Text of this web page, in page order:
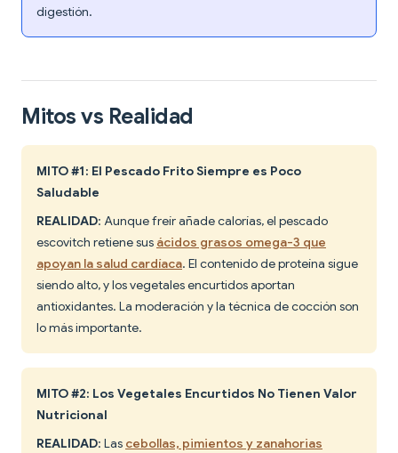
digestión.
Mitos vs Realidad
MITO #1: El Pescado Frito Siempre es Poco
Saludable
REALIDAD: Aunque freír añade calorías, el pescado
escovitch retiene sus ácidos grasos omega-3 que
apoyan la salud cardíaca. El contenido de proteína sigue
siendo alto, y los vegetales encurtidos aportan
antioxidantes. La moderación y la técnica de cocción son
lo más importante.
MITO #2: Los Vegetales Encurtidos No Tienen Valor
Nutricional
REALIDAD: Las cebollas, pimientos y zanahorias